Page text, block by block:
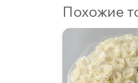
Похожие